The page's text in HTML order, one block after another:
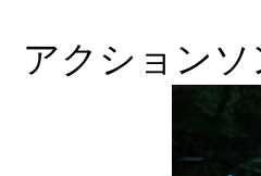
アクション